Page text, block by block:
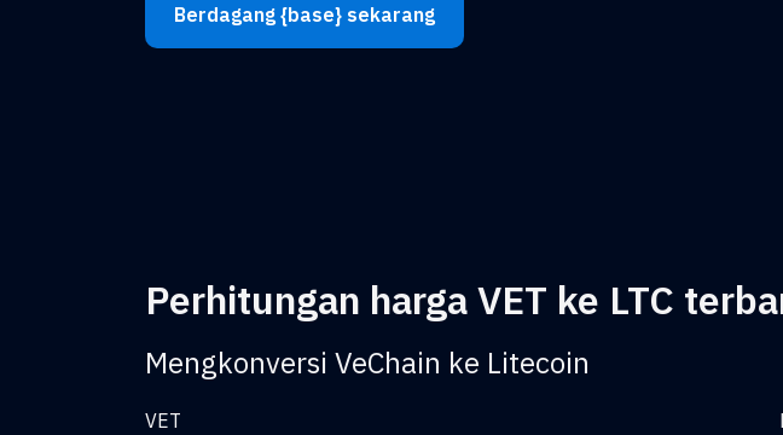
Berdagang {base} sekarang
Perhitungan harga VET ke LTC
Mengkonversi VeChain ke Litecoin
VET